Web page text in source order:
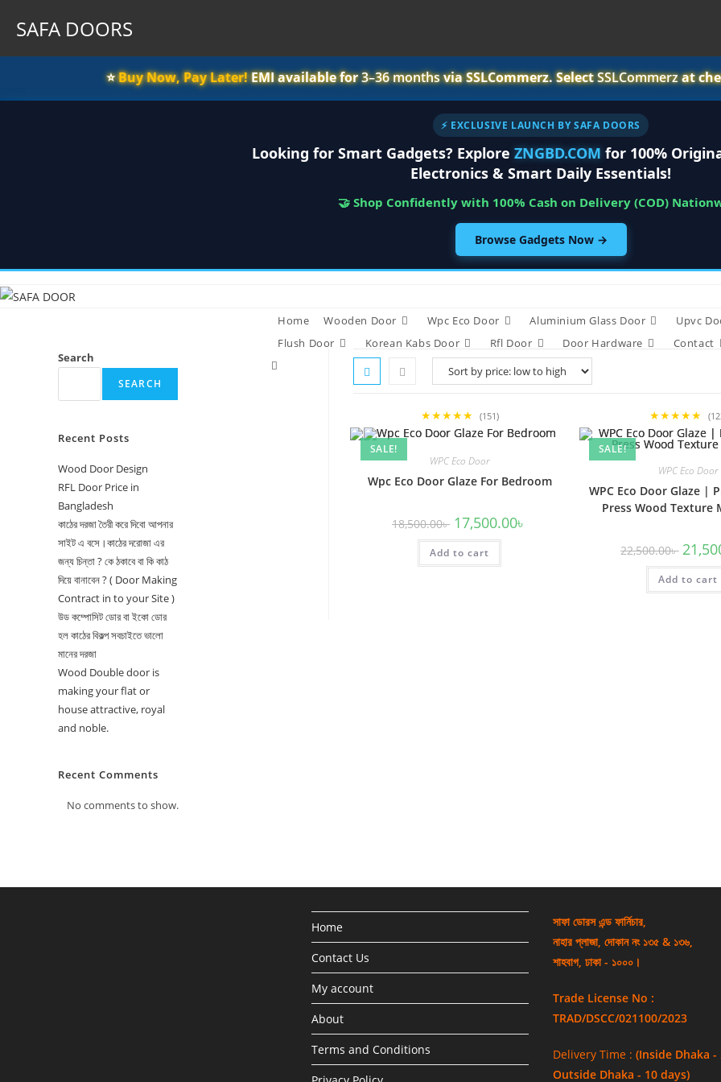
SAFA DOORS
⭐️Buy Now, Pay Later!EMI available for3–36 monthsvia SSLCommerz. SelectSSLCommerzat
⚡ EXCLUSIVE LAUNCH BY SAFA DOORS
Looking for Smart Gadgets? Explore ZNGBD.COM for 100%
Electronics & Smart Daily Essentials!
🤝 Shop Confidently with 100% Cash on Delivery (COD)
Browse Gadgets Now →
to
Home Wooden Door Wpc Eco Door Aluminium Glass Door
Upvc
Flush Door
Korean Kabs Door Rfl Door Door Hardware Contact
Toggle
★★★★★ (151)
SALE!
WPC Eco Door
Wpc Eco Door Glaze For Bedroom
18,500.00৳ Original
price
was:
18,500.00৳ .
17,500.00৳
Add to cart
★★★★★
SALE!
WPC Eco Door
WPC Eco Door Glaze |
Press Wood Texture
22,500.00৳ price
was:
Add to cart
Search
SEARCH
Recent Posts
Wood Door Design
RFL Door Price in
Bangladesh
কাঠের দরজা তৈরী করে দিবো আপনার
সাইট এ বসে।কাঠের দরোজা এর
জন্য চিন্তা ? কে ঠকাবে বা কি কাঠ
দিয়ে বানাবেন ? ( Door Making
Contract in to your Site )
উড কম্পোসিট ডোর বা ইকো ডোর
হল কাঠের বিকল্প সবচাইতে ভালো
মানের দরজা
Wood Double door is
making your flat or
house attractive, royal
and noble.
Recent Comments
No comments to show.
Home
Contact Us
My account
About
Terms and Conditions
সাফা ডোরস এন্ড ফার্নিচার,
নাহার প্লাজা, দোকান নং ১৩৫ & ১৩৬,
শাহবাগ, ঢাকা - ১০০০।
Trade License No :
TRAD/DSCC/021100/2023
Delivery Time : (Inside Dhaka -
Outside Dhaka - 10 days)